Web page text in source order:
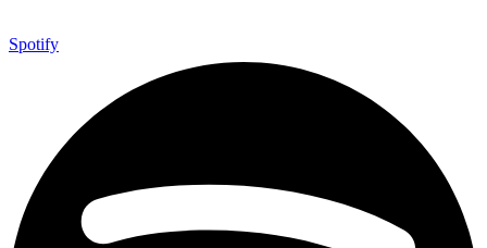
Spotify